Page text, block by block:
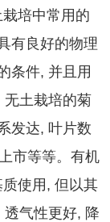
培中常用的
有良好的物理
条件, 并且用
无土栽培的菊
发达, 叶片数
市等等。有机
使用, 但以其
气性更好, 降